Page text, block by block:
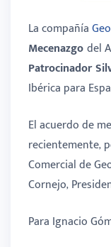
La compañía
Mecenazgodel
Patrocinador
Ibérica para
El acuerdo de
recientemente,
Comercial de
Cornejo,
Para Ignacio